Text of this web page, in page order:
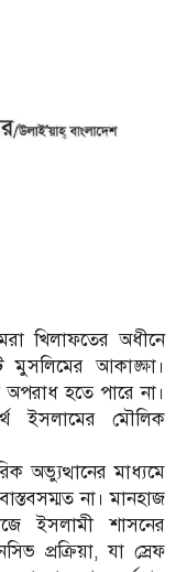
খিলাফতের অধীনে
মুসলিমের আকাঙ্ক্ষা।
হতে পারে না।
ইসলামের মৌলিক
অভ্যুত্থানের মাধ্যমে
না। মানহাজ
ইসলামী শাসনের
প্রক্রিয়া, যা স্রেফ